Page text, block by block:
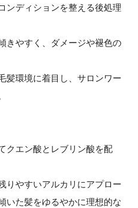
ンディションを整える後処理
きやすく、ダメージや褪色の
髪環境に着目し、サロンワー
クエン酸とレブリン酸を配
りやすいアルカリにアプロー
いた髪をゆるやかに理想的な